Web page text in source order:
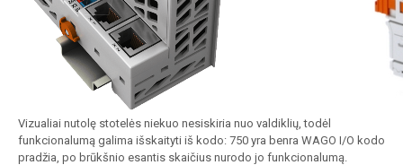
Vizualiai nutolę stotelės niekuo nesiskiria nuo valdiklių, todėl
funkcionalumą galima išskaityti iš kodo: 750 yra benra WAGO I/O kodo
pradžia, po brūkšnio esantis skaičius nurodo jo funkcionalumą.